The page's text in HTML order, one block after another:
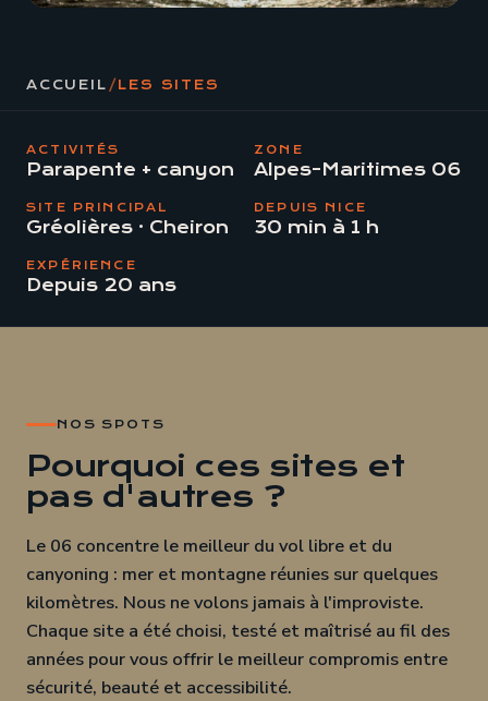
ACCUEIL / LES SITES
ACTIVITÉS
Parapente + canyon
ZONE
Alpes-Maritimes 06
SITE PRINCIPAL
Gréolières · Cheiron
DEPUIS NICE
30 min à 1 h
EXPÉRIENCE
Depuis 20 ans
NOS SPOTS
Pourquoi ces sites et
pas d'autres ?
Le 06 concentre le meilleur du vol libre et du
canyoning : mer et montagne réunies sur quelques
kilomètres. Nous ne volons jamais à l'improviste.
Chaque site a été choisi, testé et maîtrisé au fil des
années pour vous offrir le meilleur compromis entre
sécurité, beauté et accessibilité.